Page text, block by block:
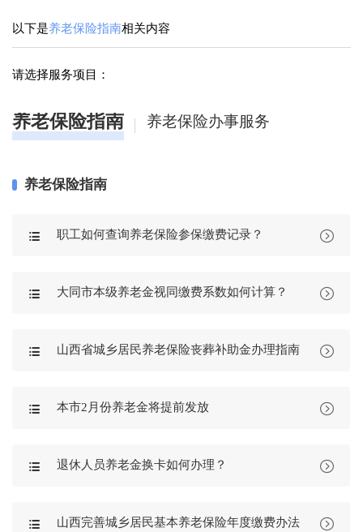
以下是养老保险指南相关内容
请选择服务项目：
养老保险指南 养老保险办事服务
养老保险指南
 职工如何查询养老保险参保缴费记录？ 
 大同市本级养老金视同缴费系数如何计算？ 
 山西省城乡居民养老保险丧葬补助金办理指南 
 本市2月份养老金将提前发放 
 退休人员养老金换卡如何办理？ 
 山西完善城乡居民基本养老保险年度缴费办法 